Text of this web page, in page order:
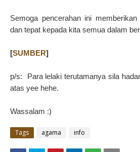
Semoga pencerahan ini
dan tepat kepada kita semua dalam
[SUMBER]
p/s: Para lelaki terutamanya sila
atas yee hehe.
Wassalam :)
Tags agama info